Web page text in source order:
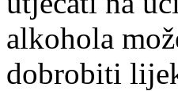
alkohola
dobrobiti